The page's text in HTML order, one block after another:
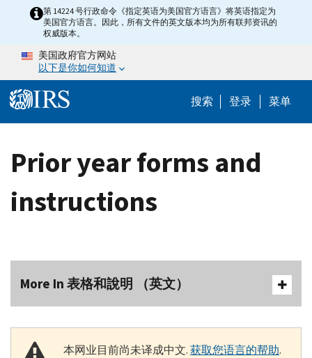
Skip to main content
第 14224 号行政命令《指定英语为美国官方语言》将英语指定为
美国官方语言。因此，所有文件的英文版本均为所有联邦资讯的
权威版本。
美国政府官方网站
以下是你如何知道
搜索 Help
登录 菜单
Prior year forms and
instructions
More In 表格和說明 （英文）
本网业目前尚未译成中文.获取您语言的帮助.